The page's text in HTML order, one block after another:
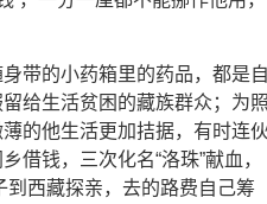
带的小药箱里的药品，都是自
给生活贫困的藏族群众；为照
的他生活更加拮据，有时连伙
借钱，三次化名“洛珠”献血，
西藏探亲，去的路费自己筹